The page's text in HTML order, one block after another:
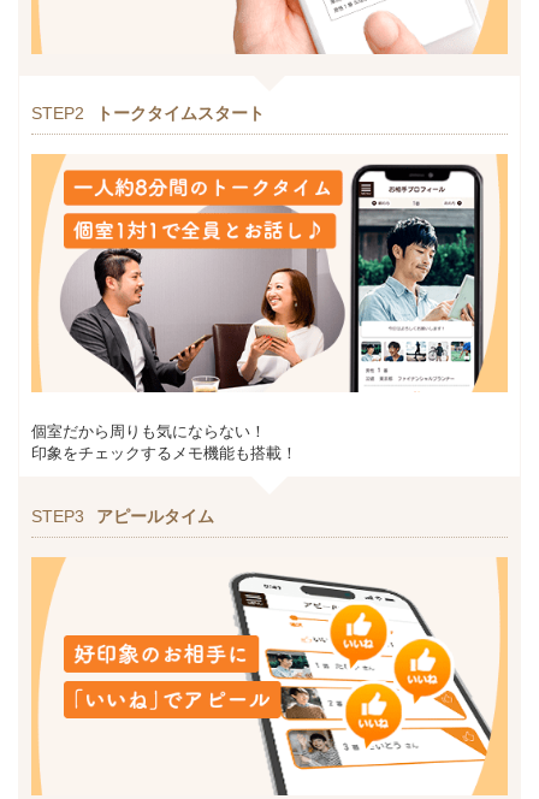
STEP2 トークタイムスタート
個室だから周りも気にならない！
印象をチェックするメモ機能も搭載！
STEP3 アピールタイム